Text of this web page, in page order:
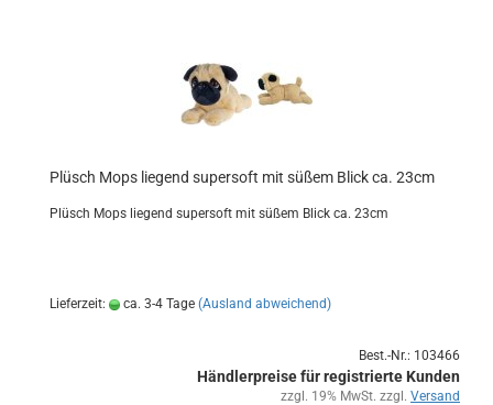
Plüsch Mops lie­gend su­per­soft mit süßem Blick ca. 23cm
Plüsch Mops lie­gend su­per­soft mit süßem Blick ca. 23cm
Lieferzeit: ca. 3-4 Tage (Ausland abweichend)
Best.-Nr.: 103466
Händlerpreise für registrierte Kunden
zzgl. 19% MwSt. zzgl. Versand